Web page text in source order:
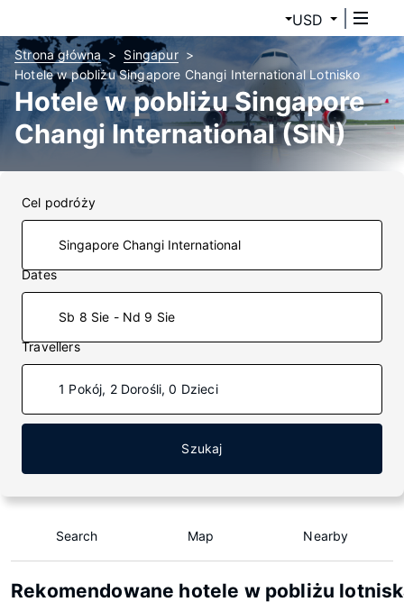
USD
Strona główna
Singapur
Hotele w pobliżu Singapore Changi International Lotnisko
Hotele w pobliżu Singapore
Changi International (SIN)
Cel podróży
Dates
Sb 8 Sie - Nd 9 Sie
Travellers
1 Pokój, 2 Dorośli, 0 Dzieci
Szukaj
Search Map Nearby
Rekomendowane hotele w pobliżu